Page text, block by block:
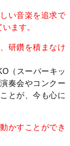
い音楽を追求で
ます。
研鑽を積まなけ
（スーパーキッ
奏会やコンクー
とが、今も心に
かすことができ